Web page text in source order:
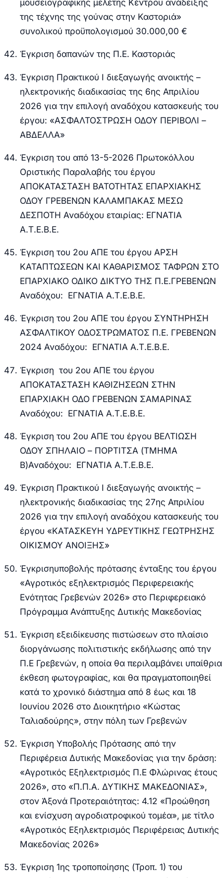
μουσειογραφικής μελέτης Κέντρου ανάδειξης
της τέχνης της γούνας στην Καστοριά»
συνολικού προϋπολογισμού 30.000,00 €
Έγκριση δαπανών της Π.Ε. Καστοριάς
Έγκριση Πρακτικού Ι διεξαγωγής ανοικτής –
ηλεκτρονικής διαδικασίας της 6ης Απριλίου
2026 για την επιλογή αναδόχου κατασκευής του
έργου: «ΑΣΦΑΛΤΟΣΤΡΩΣΗ ΟΔΟΥ ΠΕΡΙΒΟΛΙ –
ΑΒΔΕΛΛΑ»
Έγκριση του από 13-5-2026 Πρωτοκόλλου
Οριστικής Παραλαβής του έργου
ΑΠΟΚΑΤΑΣΤΑΣΗ ΒΑΤΟΤΗΤΑΣ ΕΠΑΡΧΙΑΚΗΣ
ΟΔΟΥ ΓΡΕΒΕΝΩΝ ΚΑΛΑΜΠΑΚΑΣ ΜΕΣΩ
ΔΕΣΠΟΤΗ Αναδόχου εταιρίας: ΕΓΝΑΤΙΑ
Α.Τ.Ε.Β.Ε.
Έγκριση του 2ου ΑΠΕ του έργου ΑΡΣΗ
ΚΑΤΑΠΤΩΣΕΩΝ ΚΑΙ ΚΑΘΑΡΙΣΜΟΣ ΤΑΦΡΩΝ ΣΤΟ
ΕΠΑΡΧΙΑΚΟ ΟΔΙΚΟ ΔΙΚΤΥΟ ΤΗΣ Π.Ε.ΓΡΕΒΕΝΩΝ
Αναδόχου: ΕΓΝΑΤΙΑ Α.Τ.Ε.Β.Ε.
Έγκριση του 2ου ΑΠΕ του έργου ΣΥΝΤΗΡΗΣΗ
ΑΣΦΑΛΤΙΚΟΥ ΟΔΟΣΤΡΩΜΑΤΟΣ Π.Ε. ΓΡΕΒΕΝΩΝ
2024 Αναδόχου: ΕΓΝΑΤΙΑ Α.Τ.Ε.Β.Ε.
Έγκριση του 2ου ΑΠΕ του έργου
ΑΠΟΚΑΤΑΣΤΑΣΗ ΚΑΘΙΖΗΣΕΩΝ ΣΤΗΝ
ΕΠΑΡΧΙΑΚΗ ΟΔΟ ΓΡΕΒΕΝΩΝ ΣΑΜΑΡΙΝΑΣ
Αναδόχου: ΕΓΝΑΤΙΑ Α.Τ.Ε.Β.Ε.
Έγκριση του 2ου ΑΠΕ του έργου ΒΕΛΤΙΩΣΗ
ΟΔΟΥ ΣΠΗΛΑΙΟ – ΠΟΡΤΙΤΣΑ (ΤΜΗΜΑ
Β)Αναδόχου: ΕΓΝΑΤΙΑ Α.Τ.Ε.Β.Ε.
Έγκριση Πρακτικού Ι διεξαγωγής ανοικτής –
ηλεκτρονικής διαδικασίας της 27ης Απριλίου
2026 για την επιλογή αναδόχου κατασκευής του
έργου «ΚΑΤΑΣΚΕΥΗ ΥΔΡΕΥΤΙΚΗΣ ΓΕΩΤΡΗΣΗΣ
ΟΙΚΙΣΜΟΥ ΑΝΟΙΞΗΣ»
Έγκρισηυποβολής πρότασης ένταξης του έργου
«Αγροτικός εξηλεκτρισμός Περιφερειακής
Ενότητας Γρεβενών 2026» στο Περιφερειακό
Πρόγραμμα Ανάπτυξης Δυτικής Μακεδονίας
Έγκριση εξειδίκευσης πιστώσεων στο πλαίσιο
διοργάνωσης πολιτιστικής εκδήλωσης από την
Π.Ε Γρεβενών, η οποία θα περιλαμβάνει υπαίθρια
έκθεση φωτογραφίας, και θα πραγματοποιηθεί
κατά το χρονικό διάστημα από 8 έως και 18
Ιουνίου 2026 στο Διοικητήριο «Κώστας
Ταλιαδούρης», στην πόλη των Γρεβενών
Έγκριση Υποβολής Πρότασης από την
Περιφέρεια Δυτικής Μακεδονίας για την δράση:
«Αγροτικός Εξηλεκτρισμός Π.Ε Φλώρινας έτους
2026», στο «Π.Π.Α. ΔΥΤΙΚΗΣ ΜΑΚΕΔΟΝΙΑΣ»,
στον Άξονά Προτεραιότητας: 4.12 «Προώθηση
και ενίσχυση αγροδιατροφικού τομέα», με τίτλο
«Αγροτικός Εξηλεκτρισμός Περιφέρειας Δυτικής
Μακεδονίας 2026»
Έγκριση 1ης τροποποίησης (Τροπ. 1) του